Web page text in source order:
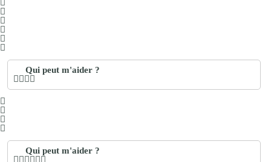
Qui peut m'aider ?
Qui peut m'aider ?